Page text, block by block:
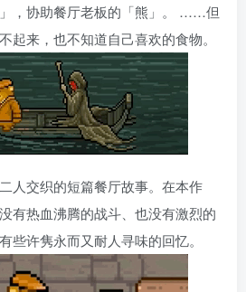
，协助餐厅老板的「熊」。 ……但
起来，也不知道自己喜欢的食物。
人交织的短篇餐厅故事。在本作
有热血沸腾的战斗、也没有激烈的
些许隽永而又耐人寻味的回忆。